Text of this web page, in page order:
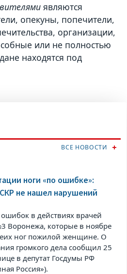
являются
опекуны, попечители,
организации,
или не полностью
находятся под
ВСЕ НОВОСТИ
ноги «по ошибке»:
не нашел нарушений
в действиях врачей
Воронежа, которые в ноябре
ног пожилой женщине. О
громкого дела сообщил 25
в депутат Госдумы РФ
Россия»).